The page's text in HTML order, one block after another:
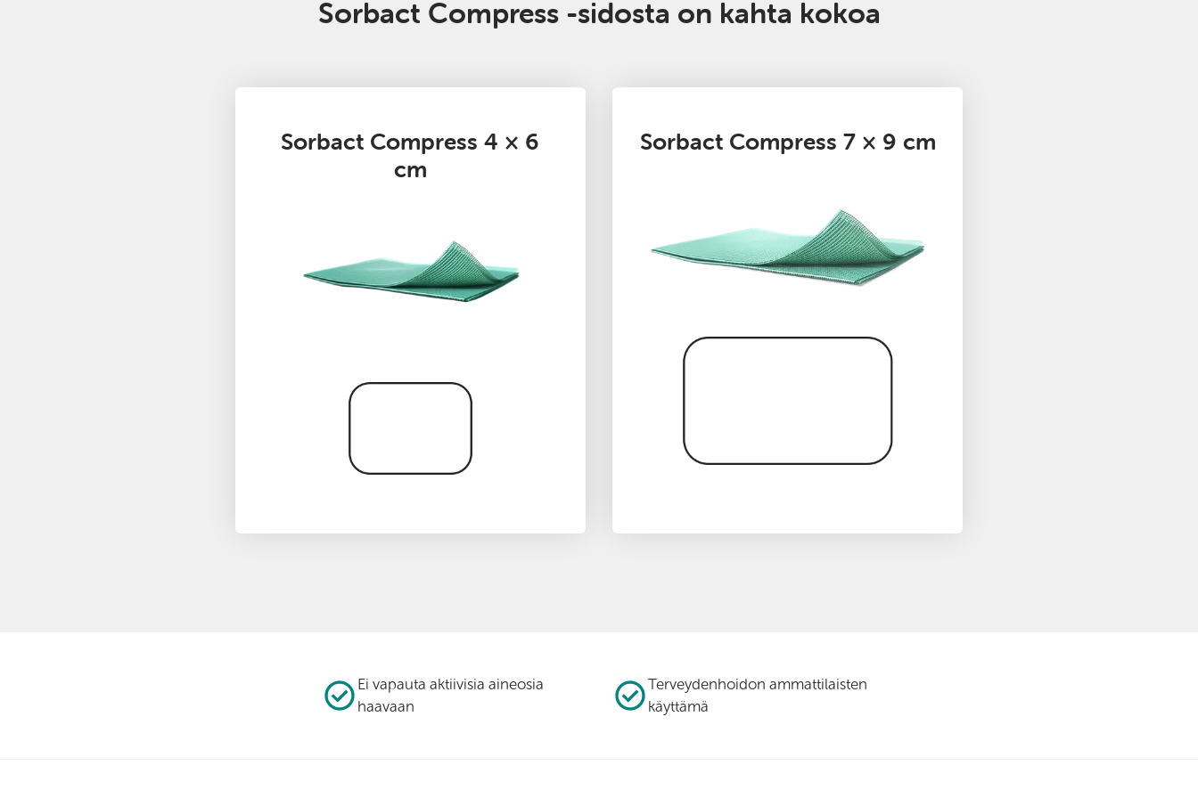
Sorbact Compress -sidosta on kahta kokoa
Sorbact Compress 4 × 6
cm
Sorbact Compress 7 × 9 cm
Ei vapauta aktiivisia aineosia
haavaan
Terveydenhoidon ammattilaisten
käyttämä